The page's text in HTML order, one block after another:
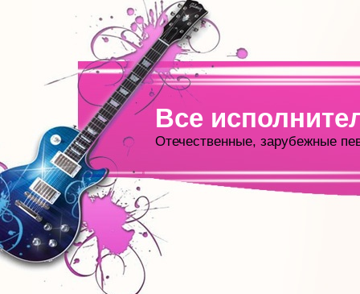
Все
Отечественные, зарубежные